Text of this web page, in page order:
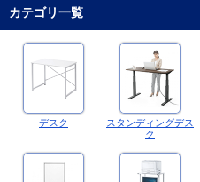
カテゴリ一覧
デスク
スタンディングデス
ク